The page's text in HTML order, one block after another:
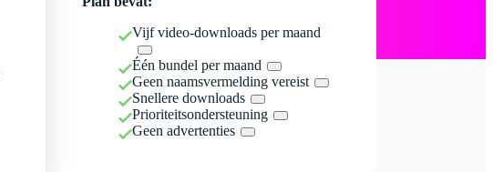
Vijf video-downloads per maand
Één bundel per maand
Geen naamsvermelding vereist
Snellere downloads
Prioriteitsondersteuning
Geen advertenties